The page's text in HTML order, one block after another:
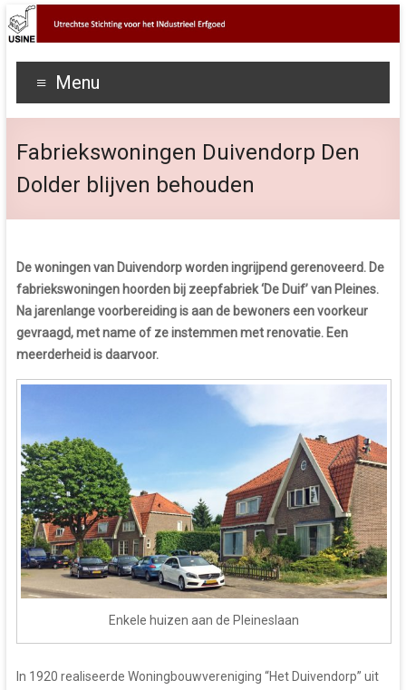
Menu
Fabriekswoningen Duivendorp Den
Dolder blijven behouden
De woningen van Duivendorp worden ingrijpend gerenoveerd. De
fabriekswoningen hoorden bij zeepfabriek ‘De Duif’ van Pleines.
Na jarenlange voorbereiding is aan de bewoners een voorkeur
gevraagd, met name of ze instemmen met renovatie. Een
meerderheid is daarvoor.
Enkele huizen aan de Pleineslaan
In 1920 realiseerde Woningbouwvereniging “Het Duivendorp” uit